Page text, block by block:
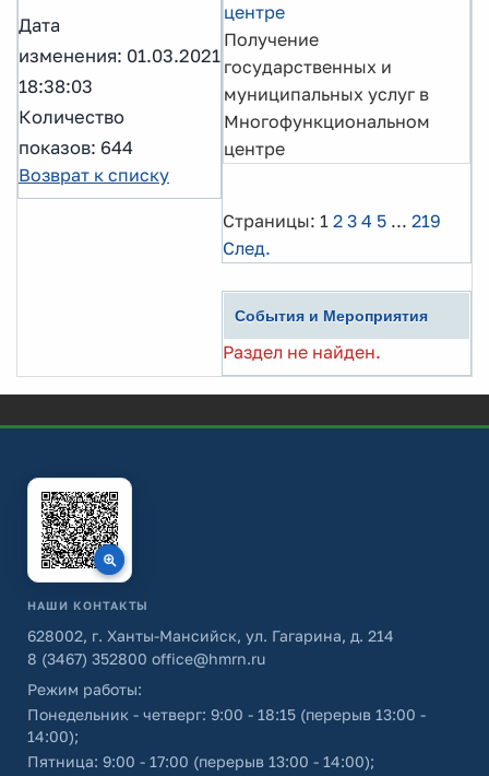
Дата
изменения: 01.03.2021
18:38:03
Количество
показов: 644
Возврат к списку
центре
Получение
государственных и
муниципальных услуг в
Многофункциональном
центре
Страницы: 1 2 3 4 5 ... 219
След.
События и Мероприятия
Раздел не найден.
НАШИ КОНТАКТЫ
628002, г. Ханты-Мансийск, ул. Гагарина, д. 214
8 (3467) 352800 office@hmrn.ru
Режим работы:
Понедельник - четверг: 9:00 - 18:15 (перерыв 13:00 -
14:00);
Пятница: 9:00 - 17:00 (перерыв 13:00 - 14:00);